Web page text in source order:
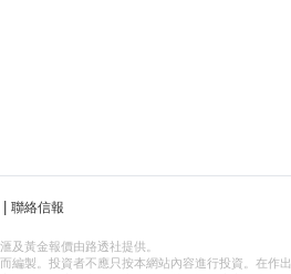
| 聯絡信報
及黃金報價由路透社提供。
編製。投資者不應只按本網站內容進行投資。在作出